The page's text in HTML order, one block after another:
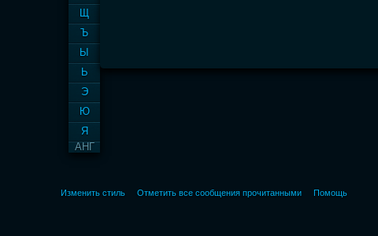
Щ
Ъ
Ы
Ь
Э
Ю
Я
АНГ
Изменить стиль Отметить все сообщения прочитанными Помощь